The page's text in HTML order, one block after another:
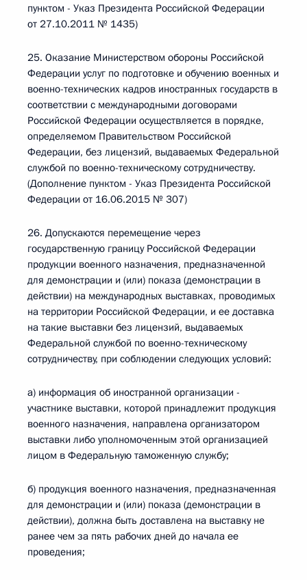
пунктом - Указ Президента Российской Федерации
от 27.10.2011 № 1435)
25. Оказание Министерством обороны Российской
Федерации услуг по подготовке и обучению военных и
военно-технических кадров иностранных государств в
соответствии с международными договорами
Российской Федерации осуществляется в порядке,
определяемом Правительством Российской
Федерации, без лицензий, выдаваемых Федеральной
службой по военно-техническому сотрудничеству.
(Дополнение пунктом - Указ Президента Российской
Федерации от 16.06.2015 № 307)
26. Допускаются перемещение через
государственную границу Российской Федерации
продукции военного назначения, предназначенной
для демонстрации и (или) показа (демонстрации в
действии) на международных выставках, проводимых
на территории Российской Федерации, и ее доставка
на такие выставки без лицензий, выдаваемых
Федеральной службой по военно-техническому
сотрудничеству, при соблюдении следующих условий:
а) информация об иностранной организации -
участнике выставки, которой принадлежит продукция
военного назначения, направлена организатором
выставки либо уполномоченным этой организацией
лицом в Федеральную таможенную службу;
б) продукция военного назначения, предназначенная
для демонстрации и (или) показа (демонстрации в
действии), должна быть доставлена на выставку не
ранее чем за пять рабочих дней до начала ее
проведения;